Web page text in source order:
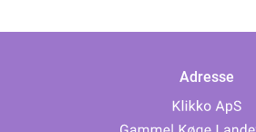
Adresse